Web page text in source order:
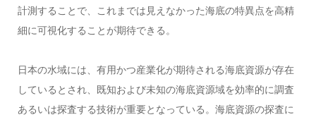
計測することで、これまでは見えなかった海底の特異点を高精
細に可視化することが期待できる。
日本の水域には、有用かつ産業化が期待される海底資源が存在
しているとされ、既知および未知の海底資源域を効率的に調査
あるいは探査する技術が重要となっている。海底資源の探査に